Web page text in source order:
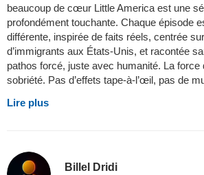
beaucoup de cœur Little America est une
profondément touchante. Chaque épisode
différente, inspirée de faits réels, centrée
d’immigrants aux États-Unis, et racontée
pathos forcé, juste avec humanité. La force
sobriété. Pas d’effets tape-à-l’œil, pas de
Lire plus
Billel Dridi